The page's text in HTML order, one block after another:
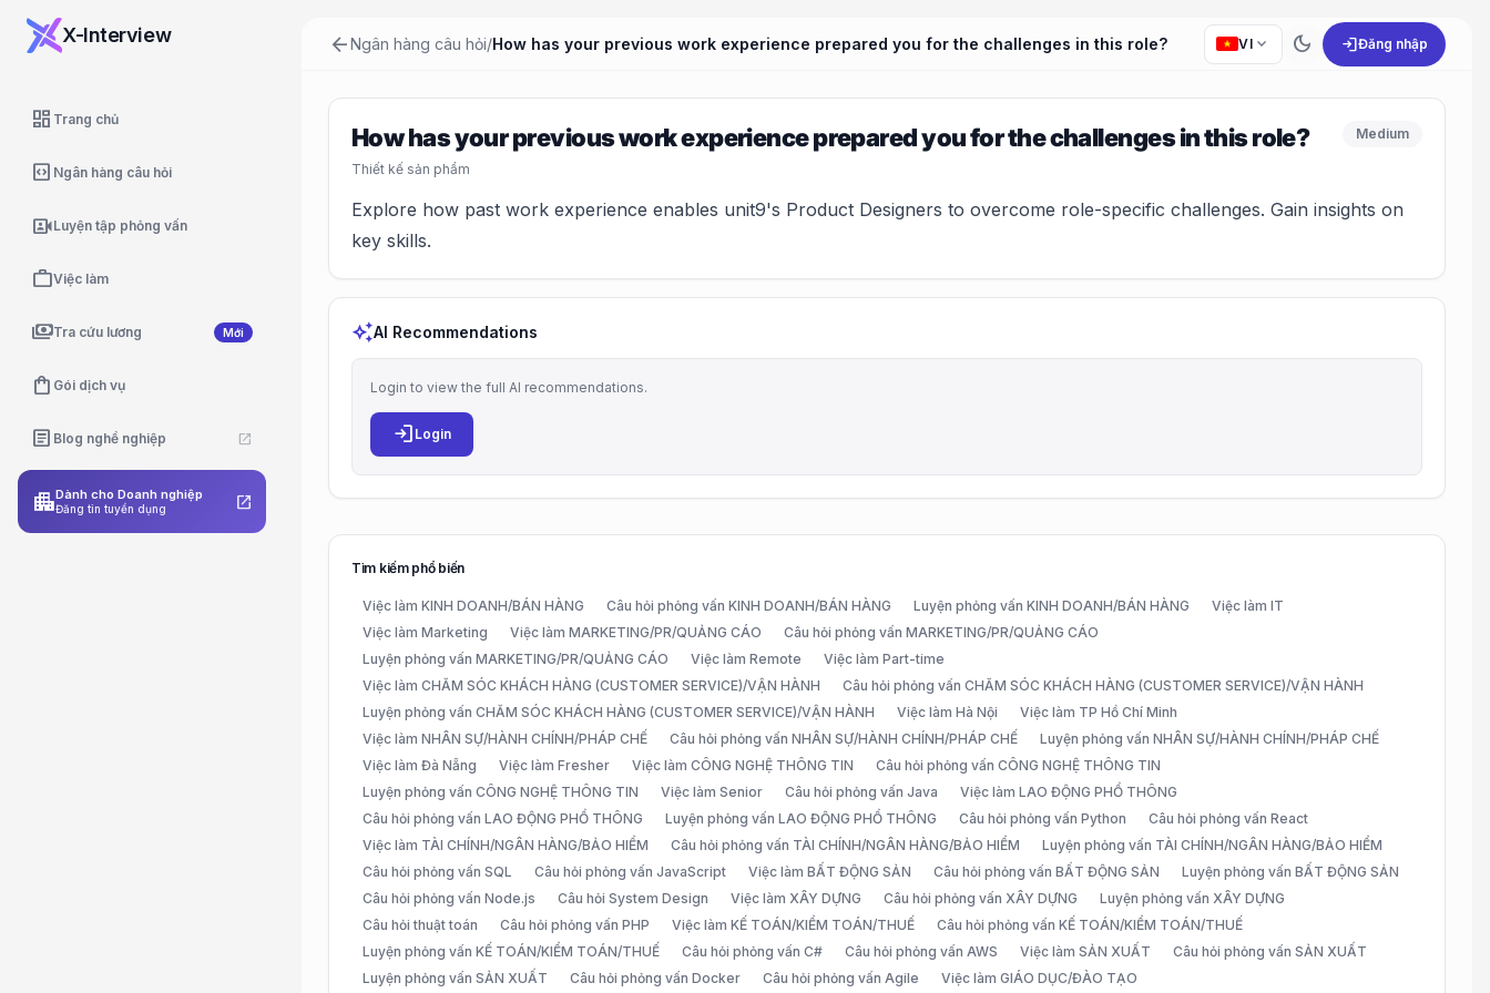
X-Interview
dashboard Trang chủ
code_blocks Ngân hàng câu hỏi
video_camera_frontLuyện tập phỏng vấn
workViệc làm
paymentsTra cứu lương Mới
shopping_bag Gói dịch vụ
article Blog nghề nghiệp open_in_new
apartmentDành cho Doanh nghiệp
Đăng tin tuyển dụng open_in_new
arrow_backNgân hàng câu hỏi/How has your previous work experience prepared you for the challenges in this role? VI expand_more dark_mode loginĐăng nhập
How has your previous work experience prepared you for the challenges in this role?
Thiết kế sản phẩm
Medium
Explore how past work experience enables unit9's Product Designers to overcome role-specific challenges. Gain insights on
key skills.
auto_awesomeAI Recommendations
Login to view the full AI recommendations.
login Login
Tìm kiếm phổ biến
Việc làm KINH DOANH/BÁN HÀNG Câu hỏi phỏng vấn KINH DOANH/BÁN HÀNG Luyện phỏng vấn KINH DOANH/BÁN HÀNG
Việc làm IT
Việc làm Marketing
Việc làm MARKETING/PR/QUẢNG CÁO
Câu hỏi phỏng vấn MARKETING/PR/QUẢNG CÁO
Luyện phỏng vấn MARKETING/PR/QUẢNG CÁO
Việc làm Remote
Việc làm Part-time
Việc làm CHĂM SÓC KHÁCH HÀNG (CUSTOMER SERVICE)/VẬN HÀNH
Câu hỏi phỏng vấn CHĂM SÓC KHÁCH HÀNG (CUSTOMER SERVICE)/VẬN HÀNH
Luyện phỏng vấn CHĂM SÓC KHÁCH HÀNG (CUSTOMER SERVICE)/VẬN HÀNH
Việc làm Hà Nội
Việc làm TP Hồ Chí Minh
Việc làm NHÂN SỰ/HÀNH CHÍNH/PHÁP CHẾ
Câu hỏi phỏng vấn NHÂN SỰ/HÀNH CHÍNH/PHÁP CHẾ
Luyện phỏng vấn NHÂN SỰ/HÀNH CHÍNH/PHÁP CHẾ
Việc làm Đà Nẵng
Việc làm Fresher Việc làm CÔNG NGHỆ THÔNG TIN
Câu hỏi phỏng vấn CÔNG NGHỆ THÔNG TIN
Luyện phỏng vấn CÔNG NGHỆ THÔNG TIN
Việc làm Senior Câu hỏi phỏng vấn Java
Việc làm LAO ĐỘNG PHỔ THÔNG
Câu hỏi phỏng vấn LAO ĐỘNG PHỔ THÔNG
Luyện phỏng vấn LAO ĐỘNG PHỔ THÔNG Câu hỏi phỏng vấn Python
Câu hỏi phỏng vấn React
Việc làm TÀI CHÍNH/NGÂN HÀNG/BẢO HIỂM
Câu hỏi phỏng vấn TÀI CHÍNH/NGÂN HÀNG/BẢO HIỂM
Luyện phỏng vấn TÀI CHÍNH/NGÂN HÀNG/BẢO HIỂM
Câu hỏi phỏng vấn SQL
Câu hỏi phỏng vấn JavaScript Việc làm BẤT ĐỘNG SẢN Câu hỏi phỏng vấn BẤT ĐỘNG SẢN
Luyện phỏng vấn BẤT ĐỘNG SẢN
Câu hỏi phỏng vấn Node.js
Câu hỏi System Design Việc làm XÂY DỰNG Câu hỏi phỏng vấn XÂY DỰNG
Luyện phỏng vấn XÂY DỰNG
Câu hỏi thuật toán
Câu hỏi phỏng vấn PHP Việc làm KẾ TOÁN/KIỂM TOÁN/THUẾ
Câu hỏi phỏng vấn KẾ TOÁN/KIỂM TOÁN/THUẾ
Luyện phỏng vấn KẾ TOÁN/KIỂM TOÁN/THUẾ
Câu hỏi phỏng vấn C# Câu hỏi phỏng vấn AWS Việc làm SẢN XUẤT
Câu hỏi phỏng vấn SẢN XUẤT
Luyện phỏng vấn SẢN XUẤT
Câu hỏi phỏng vấn Docker Câu hỏi phỏng vấn Agile Việc làm GIÁO DỤC/ĐÀO TẠO